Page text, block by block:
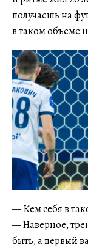
получаешь на
в таком объеме
— Кем себя в
— Наверное,
быть, а первый